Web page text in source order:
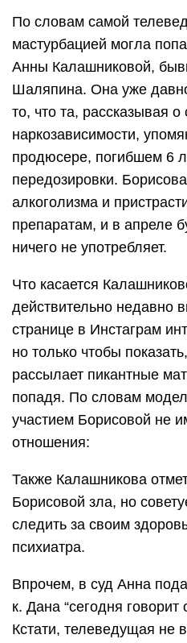
По словам самой
мастурбацией могла
Анны Калашниковой,
Шаляпина. Она уже
то, что та, рассказывая о
наркозависимости,
продюсере, погибшем 6
передозировки.
алкоголизма и
препаратам, и в апреле
ничего не употребляет.
Что касается
действительно недавно
странице в Инстаграм
но только чтобы
рассылает пикантные
попадя. По словам
участием Борисовой не
отношения:
Также Калашникова
Борисовой зла, но
следить за своим
психиатра.
Впрочем, в суд Анна
к. Дана “сегодня говорит
Кстати, телеведущая не